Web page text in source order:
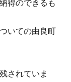
得のできるも
いての由良町
されていま